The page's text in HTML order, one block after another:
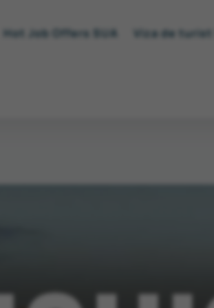
Hot Job Offers SUA Viza de turist